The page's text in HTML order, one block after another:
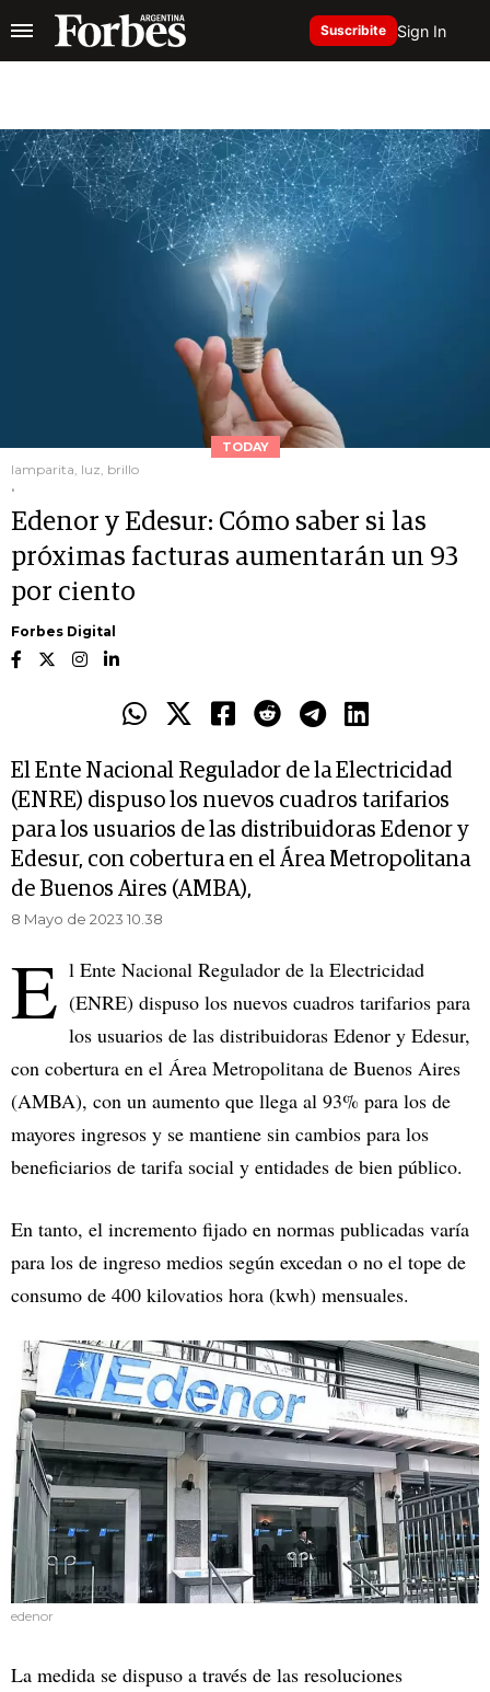
Suscribite Sign In
TODAY
lamparita, luz, brillo
.
Edenor y Edesur: Cómo saber si las
próximas facturas aumentarán un 93
por ciento
Forbes Digital
El Ente Nacional Regulador de la Electricidad
(ENRE) dispuso los nuevos cuadros tarifarios
para los usuarios de las distribuidoras Edenor y
Edesur, con cobertura en el Área Metropolitana
de Buenos Aires (AMBA),
8 Mayo de 2023 10.38
E l Ente Nacional Regulador de la Electricidad
(ENRE) dispuso los nuevos cuadros tarifarios para
los usuarios de las distribuidoras Edenor y Edesur,
con cobertura en el Área Metropolitana de Buenos Aires
(AMBA), con un aumento que llega al 93% para los de
mayores ingresos y se mantiene sin cambios para los
beneficiarios de tarifa social y entidades de bien público.
En tanto, el incremento fijado en normas publicadas varía
para los de ingreso medios según excedan o no el tope de
consumo de 400 kilovatios hora (kwh) mensuales.
edenor
La medida se dispuso a través de las resoluciones